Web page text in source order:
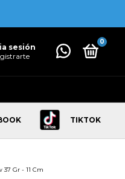
sesión
0
CAÑAS CARRETES
TIKTOK
Gr - 11 Cm